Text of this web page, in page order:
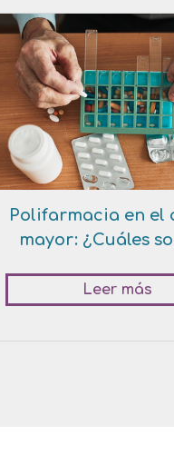
Polifarmacia en el
mayor: ¿Cuáles
Leer más